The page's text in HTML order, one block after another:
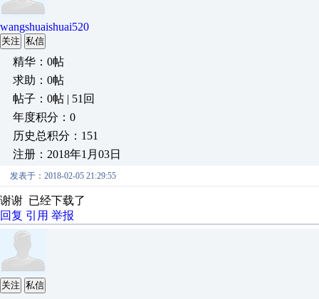
wangshuaishuai520
关注 私信
精华：0帖
求助：0帖
帖子：0帖 | 51回
年度积分：0
历史总积分：151
注册：2018年1月03日
发表于：2018-02-05 21:29:55
谢谢 已经下载了
回复 引用 举报
关注 私信